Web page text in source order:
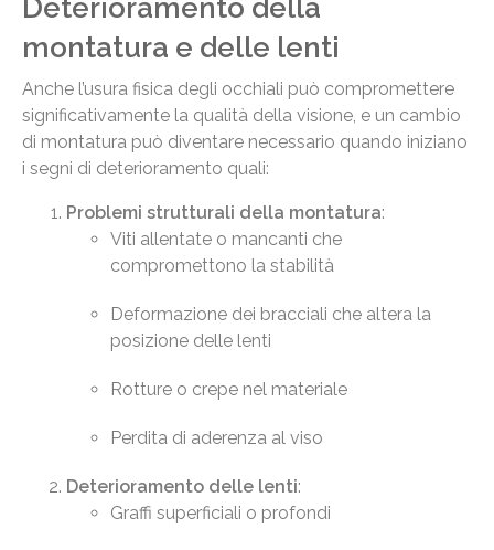
Deterioramento della
montatura e delle lenti
Anche l’usura fisica degli occhiali può compromettere
significativamente la qualità della visione, e un cambio
di montatura può diventare necessario quando iniziano
i segni di deterioramento quali:
Problemi strutturali della montatura:
Viti allentate o mancanti che
compromettono la stabilità
Deformazione dei bracciali che altera la
posizione delle lenti
Rotture o crepe nel materiale
Perdita di aderenza al viso
Deterioramento delle lenti:
Graffi superficiali o profondi